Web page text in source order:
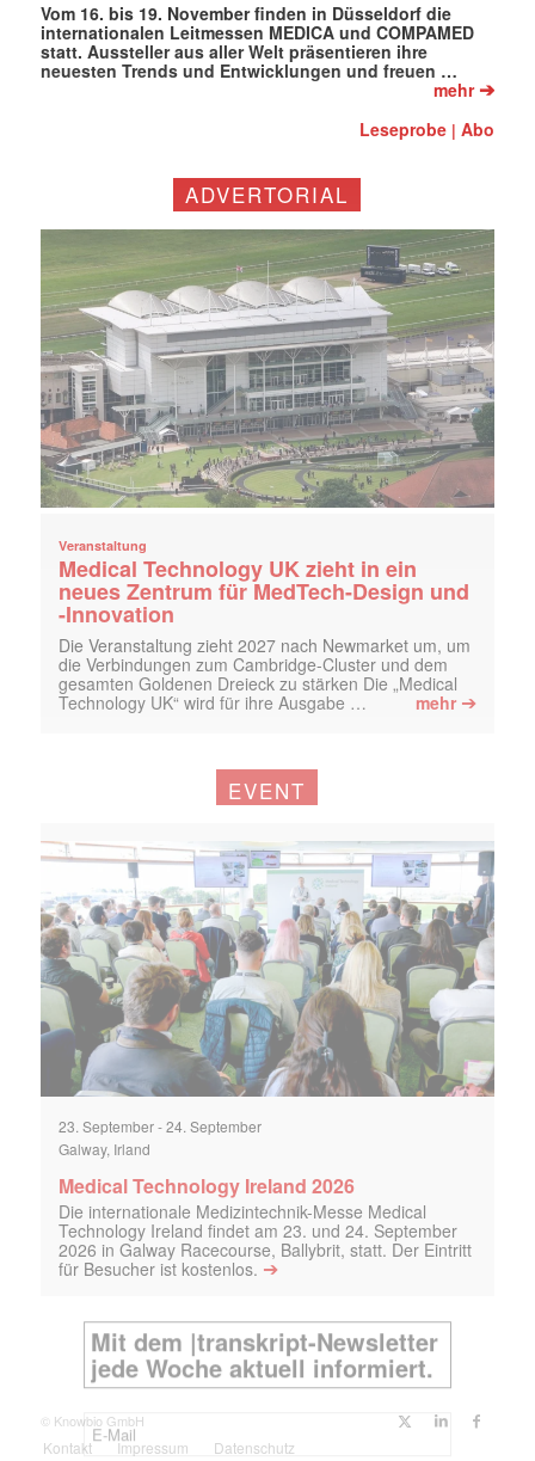
Vom 16. bis 19. November finden in Düsseldorf die
internationalen Leitmessen MEDICA und COMPAMED
statt. Aussteller aus aller Welt präsentieren ihre
neuesten Trends und Entwicklungen und freuen …
mehr➔
Leseprobe |Abo
ADVERTORIAL
Veranstaltung
Medical Technology UK zieht in ein
neues Zentrum für MedTech-Design und
-Innovation
Die Veranstaltung zieht 2027 nach Newmarket um, um
die Verbindungen zum Cambridge-Cluster und dem
gesamten Goldenen Dreieck zu stärken Die „Medical
Technology UK“ wird für ihre Ausgabe …
mehr ➔
EVENT
23. September-24. September
Galway, Irland
Medical Technology Ireland 2026
Die internationale Medizintechnik-Messe Medical
Technology Ireland findet am 23. und 24. September
2026 in Galway Racecourse, Ballybrit, statt. Der Eintritt
für Besucher ist kostenlos. ➔
© Knowbio GmbH
Kontakt Impressum Datenschutz